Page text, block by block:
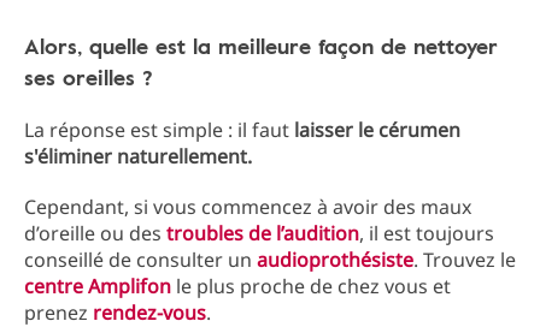
Alors, quelle est la meilleure façon de nettoyer
ses oreilles ?
La réponse est simple : il faut laisser le cérumen
s'éliminer naturellement.
Cependant, si vous commencez à avoir des maux
d’oreille ou des troubles de l’audition, il est toujours
conseillé de consulter un audioprothésiste. Trouvez le
centre Amplifon le plus proche de chez vous et
prenez rendez-vous.